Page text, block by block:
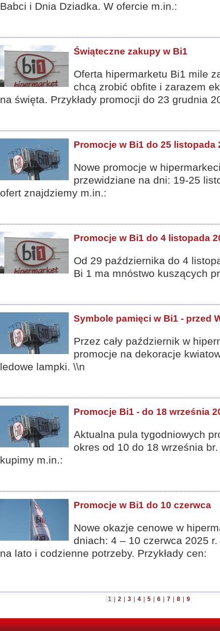
Babci i Dnia Dziadka. W ofercie m.in.:
Świąteczne zakupy w Bi1
Oferta hipermarketu Bi1 mile
chcą zrobić obfite i zarazem
na święta. Przykłady promocji do 23 grudnia
Promocje w Bi1 do 25 listopada
Nowe promocje w
przewidziane na dni: 19-25
ofert znajdziemy m.in.:
Promocje w Bi1 do 4 listopada
Od 29 października do 4
Bi 1 ma mnóstwo kuszących
Symbole pamięci w Bi1 - przed
Przez cały październik w
promocje na dekoracje
ledowe lampki. \\n
Promocje Bi1 - do 18 września
Aktualna pula tygodniowych
okres od 10 do 18 września
kupimy m.in.:
Promocje w Bi1 do 10 czerwca
Nowe okazje cenowe w
dniach: 4 – 10 czerwca 2025 r.
na lato i codzienne potrzeby. Przykłady cen:
1 2 3 4 5 6 7 8 9